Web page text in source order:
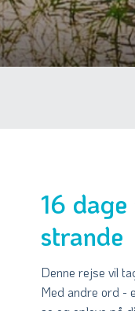
16
strande
Denne rejse vil
Med andre ord -